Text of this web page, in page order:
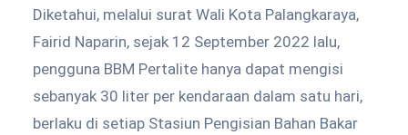
Diketahui, melalui surat Wali Kota Palangkaraya,
Fairid Naparin, sejak 12 September 2022 lalu,
pengguna BBM Pertalite hanya dapat mengisi
sebanyak 30 liter per kendaraan dalam satu hari,
berlaku di setiap Stasiun Pengisian Bahan Bakar